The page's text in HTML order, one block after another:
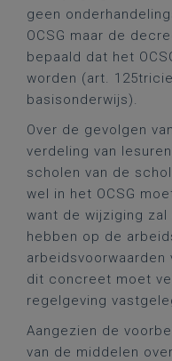
geen
OCSG maar de
bepaald dat het
worden (art.
basisonderwijs).
Over de gevolgen
verdeling van
scholen van de
wel in het OCSG
want de wijziging
hebben op de
arbeidsvoorwaarden
dit concreet moet
regelgeving
Aangezien de
van de middelen